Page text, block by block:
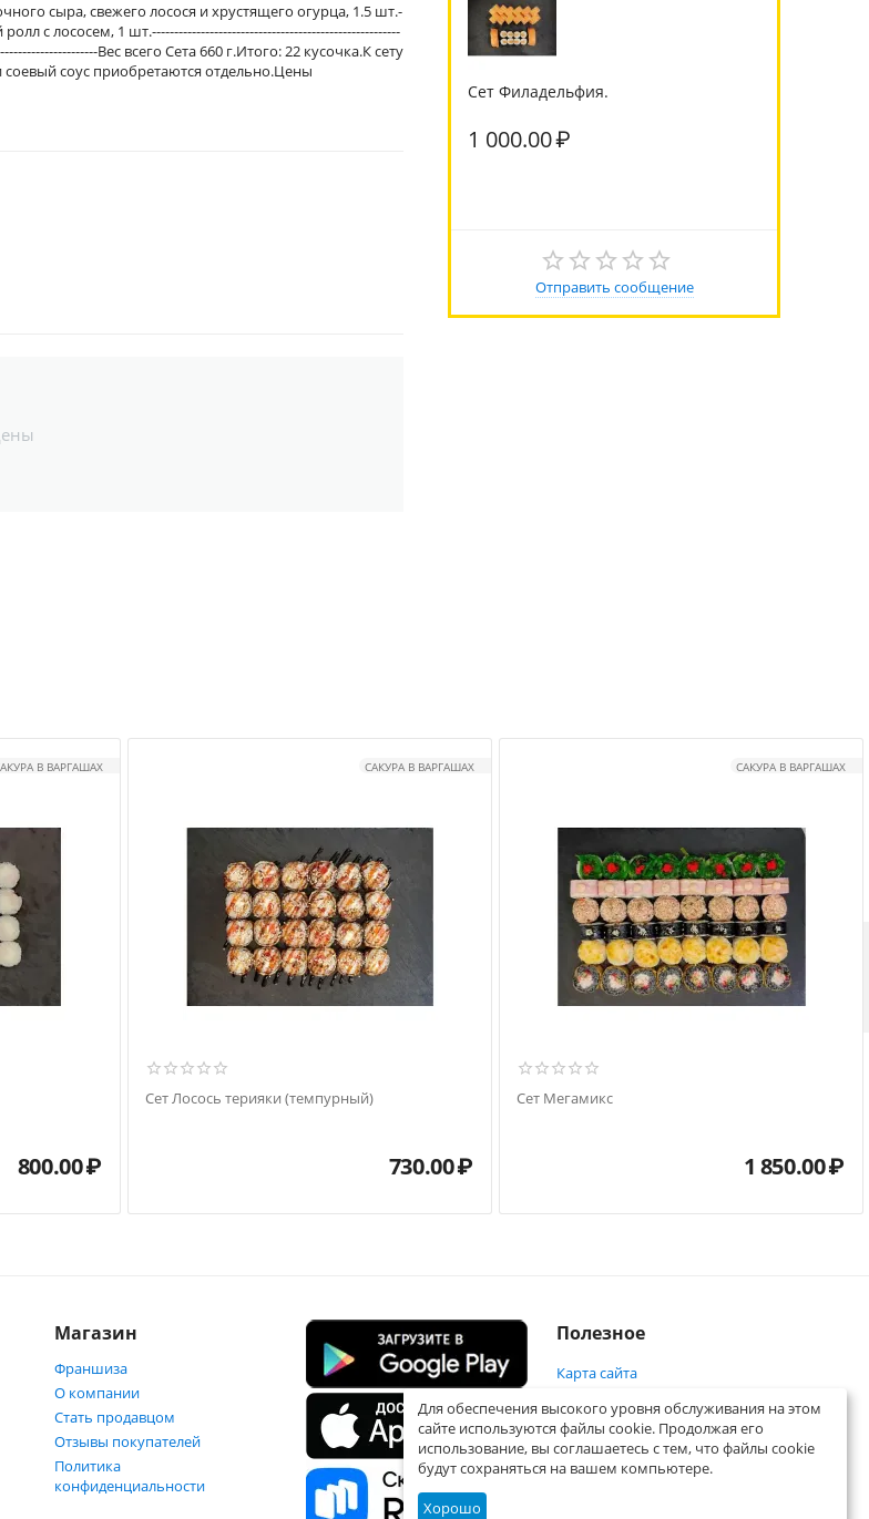
Сет Филадельфия.
1 000.00₽
Отправить сообщение
сыра, свежего лосося и хрустящего огурца, 1.5 шт.-
с лососем, 1 шт.--------------------------------------------------------
Вес всего Сета 660 г.Итого: 22 кусочка.К сету
соус приобретаются отдельно.Цены
В ВАРГАШАХ
800.00₽
САКУРА В ВАРГАШАХ
Сет Лосось терияки (темпурный)
730.00₽
САКУРА В ВАРГАШАХ
Сет Мегамикс
1 850.00₽
Магазин
Франшиза
О компании
Стать продавцом
Отзывы покупателей
Политика
конфиденциальности
Полезное
Карта сайта
Для обеспечения высокого уровня обслуживания на этом
сайте используются файлы cookie. Продолжая его
использование, вы соглашаетесь с тем, что файлы cookie
будут сохраняться на вашем компьютере.
Хорошо